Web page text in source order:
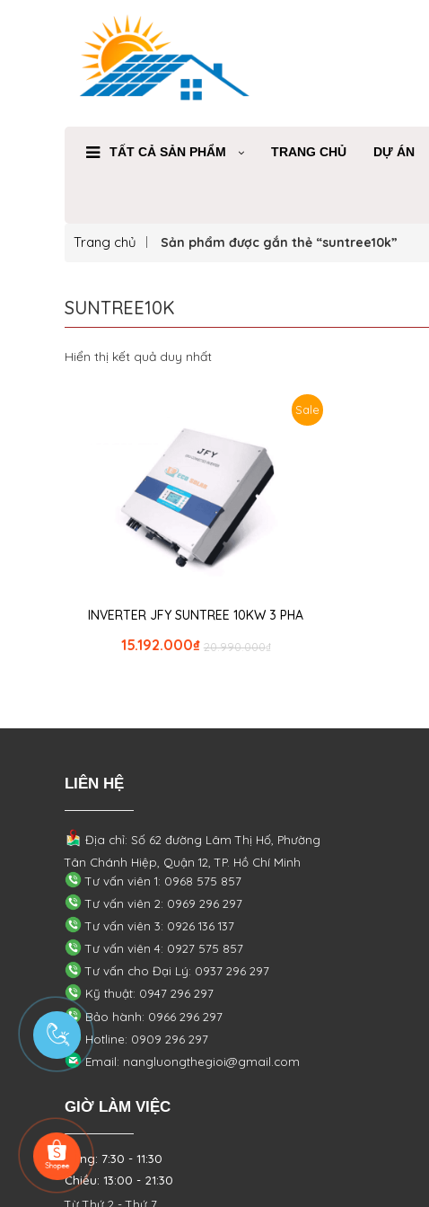
TẤT CẢ SẢN PHẨM TRANG CHỦ DỰ ÁN
Trang chủ Sản phẩm được gắn thẻ “suntree10k”
SUNTREE10K
Hiển thị kết quả duy nhất
Sale
INVERTER JFY SUNTREE 10KW 3 PHA
₫
20.990.000
₫
15.192.000
LIÊN HỆ
Địa chỉ: Số 62 đường Lâm Thị Hố, Phường
Tân Chánh Hiệp, Quận 12, TP. Hồ Chí Minh
Tư vấn viên 1: 0968 575 857
Tư vấn viên 2: 0969 296 297
Tư vấn viên 3: 0926 136 137
Tư vấn viên 4: 0927 575 857
Tư vấn cho Đại Lý: 0937 296 297
Kỹ thuật: 0947 296 297
Bảo hành: 0966 296 297
Hotline: 0909 296 297
Email: nangluongthegioi@gmail.com
GIỜ LÀM VIỆC
Sáng: 7:30 - 11:30
Chiều: 13:00 - 21:30